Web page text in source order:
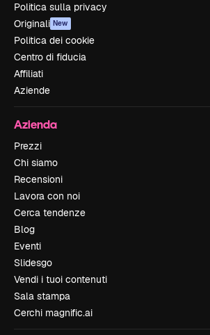
Politica sulla privacy
Originali New
Politica dei cookie
Centro di fiducia
Affiliati
Aziende
Azienda
Prezzi
Chi siamo
Recensioni
Lavora con noi
Cerca tendenze
Blog
Eventi
Slidesgo
Vendi i tuoi contenuti
Sala stampa
Cerchi magnific.ai